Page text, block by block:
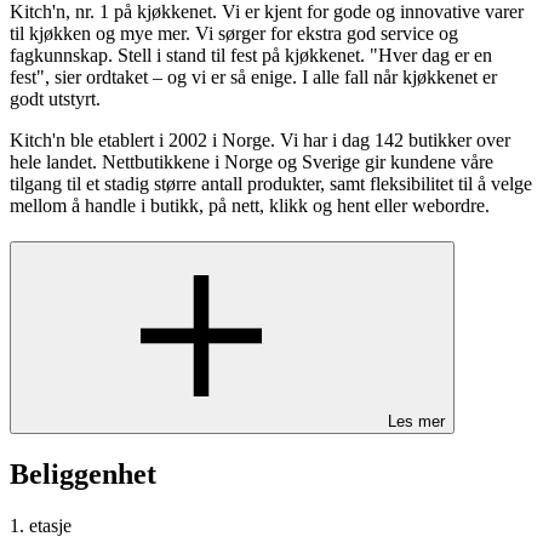
Kitch'n, nr. 1 på kjøkkenet. Vi er kjent for gode og innovative varer
til kjøkken og mye mer. Vi sørger for ekstra god service og
fagkunnskap. Stell i stand til fest på kjøkkenet. "Hver dag er en
fest", sier ordtaket – og vi er så enige. I alle fall når kjøkkenet er
godt utstyrt.
Kitch'n ble etablert i 2002 i Norge. Vi har i dag 142 butikker over
hele landet. Nettbutikkene i Norge og Sverige gir kundene våre
tilgang til et stadig større antall produkter, samt fleksibilitet til å velge
mellom å handle i butikk, på nett, klikk og hent eller webordre.
Les mer
Beliggenhet
1. etasje